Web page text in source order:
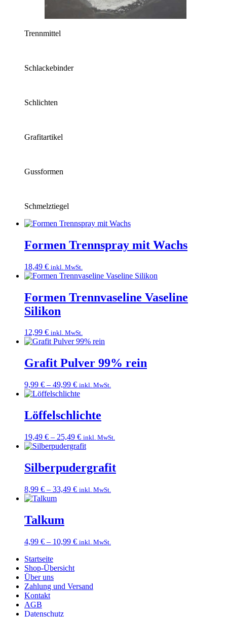
Trennmittel
Schlackebinder
Schlichten
Grafitartikel
Gussformen
Schmelztiegel
Formen Trennspray mit Wachs
18,49 € inkl. MwSt.
Formen Trennvaseline Vaseline
Silikon
12,99 € inkl. MwSt.
Grafit Pulver 99% rein
9,99 € – 49,99 €Preisspanne:
9,99 €
49,99 €
inkl. MwSt.
Löffelschlichte
19,49 € – 25,49 €Preisspanne:
19,49 €
25,49 €
inkl. MwSt.
Silberpudergrafit
8,99 € – 33,49 €Preisspanne:
inkl. MwSt.
Talkum
4,99 € – 10,99 €Preisspanne:
inkl. MwSt.
Startseite
Shop-Übersicht
Über uns
Zahlung und Versand
Kontakt
AGB
Datenschutz